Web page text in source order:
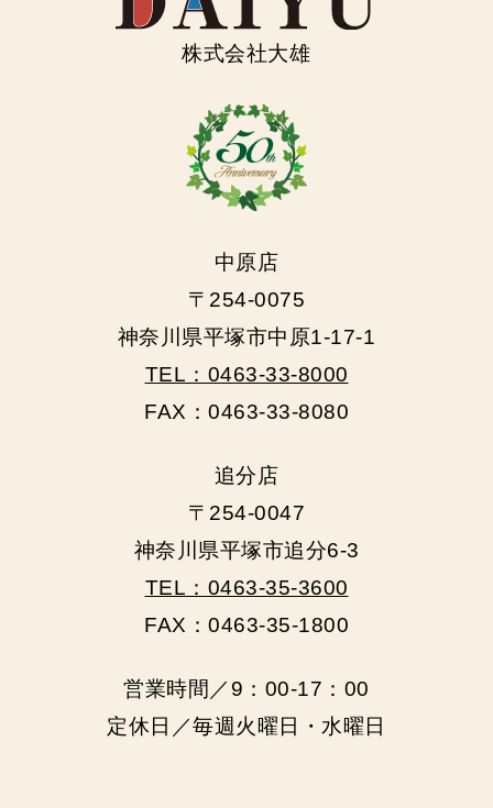
株式会社大雄
中原店
〒254-0075
神奈川県平塚市中原1-17-1
TEL：0463-33-8000
FAX：0463-33-8080
追分店
〒254-0047
神奈川県平塚市追分6-3
TEL：0463-35-3600
FAX：0463-35-1800
営業時間／9：00‐17：00
定休日／毎週火曜日・水曜日